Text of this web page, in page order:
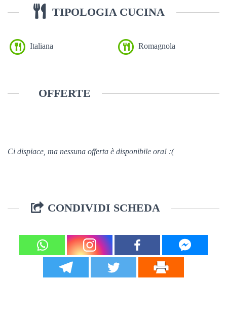
TIPOLOGIA CUCINA
Italiana Romagnola
OFFERTE
Ci dispiace, ma nessuna offerta è disponibile ora! :(
CONDIVIDI SCHEDA